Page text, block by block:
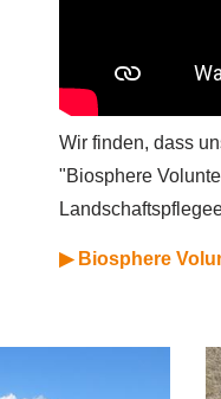
Wir finden, dass
"Biosphere
▶ Biosphere